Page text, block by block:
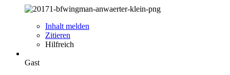
Inhalt melden
Zitieren
Hilfreich
Gast